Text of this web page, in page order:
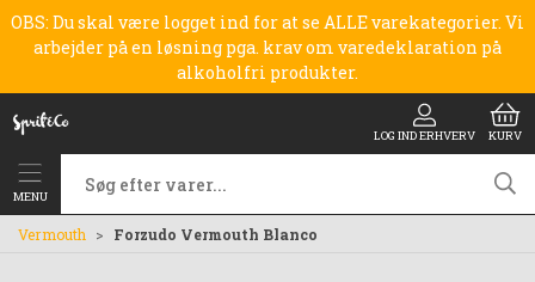
OBS: Du skal være logget ind for at se ALLE varekategorier. Vi
arbejder på en løsning pga. krav om varedeklaration på
alkoholfri produkter.
LOG IND ERHVERV KURV
MENU
Vermouth Forzudo Vermouth Blanco